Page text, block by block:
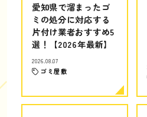
愛知県で溜まったゴ
ミの処分に対応する
片付け業者おすすめ5
選！【2026年最新】
2026.08.07
ゴミ屋敷